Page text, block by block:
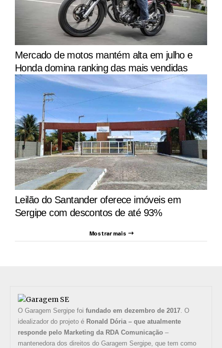
Mercado de motos mantém alta em julho e
Honda domina ranking das mais vendidas
Leilão do Santander oferece imóveis em
Sergipe com descontos de até 93%
Mostrar mais
O Garagem Sergipe foi fundado em dezembro de 2017. O
idealizador do projeto é Ronald Dória – que atualmente
responde pelo Marketing da RDA Comunicação –
mantenedora dos direitos do Garagem Sergipe, que tem como